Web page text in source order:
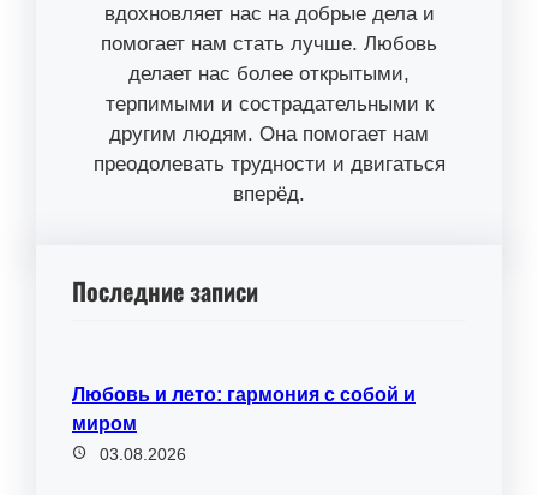
вдохновляет нас на добрые дела и
помогает нам стать лучше. Любовь
делает нас более открытыми,
терпимыми и сострадательными к
другим людям. Она помогает нам
преодолевать трудности и двигаться
вперёд.
Последние записи
Любовь и лето: гармония с собой и
миром
03.08.2026